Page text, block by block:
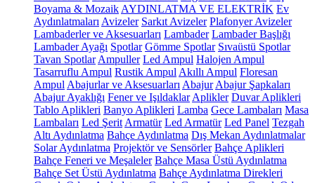
Boyama & Mozaik AYDINLATMA VE ELEKTRİK Ev
Aydınlatmaları Avizeler Sarkıt Avizeler Plafonyer Avizeler
Lambaderler ve Aksesuarları Lambader Lambader Başlığı
Lambader Ayağı Spotlar Gömme Spotlar Sıvaüstü Spotlar
Tavan Spotlar Ampuller Led Ampul Halojen Ampul
Tasarruflu Ampul Rustik Ampul Akıllı Ampul Floresan
Ampul Abajurlar ve Aksesuarları Abajur Abajur Şapkaları
Abajur Ayaklığı Fener ve Işıldaklar Aplikler Duvar Aplikleri
Tablo Aplikleri Banyo Aplikleri Lamba Gece Lambaları Masa
Lambaları Led Şerit Armatür Led Armatür Led Panel Tezgah
Altı Aydınlatma Bahçe Aydınlatma Dış Mekan Aydınlatmalar
Solar Aydınlatma Projektör ve Sensörler Bahçe Aplikleri
Bahçe Feneri ve Meşaleler Bahçe Masa Üstü Aydınlatma
Bahçe Set Üstü Aydınlatma Bahçe Aydınlatma Direkleri